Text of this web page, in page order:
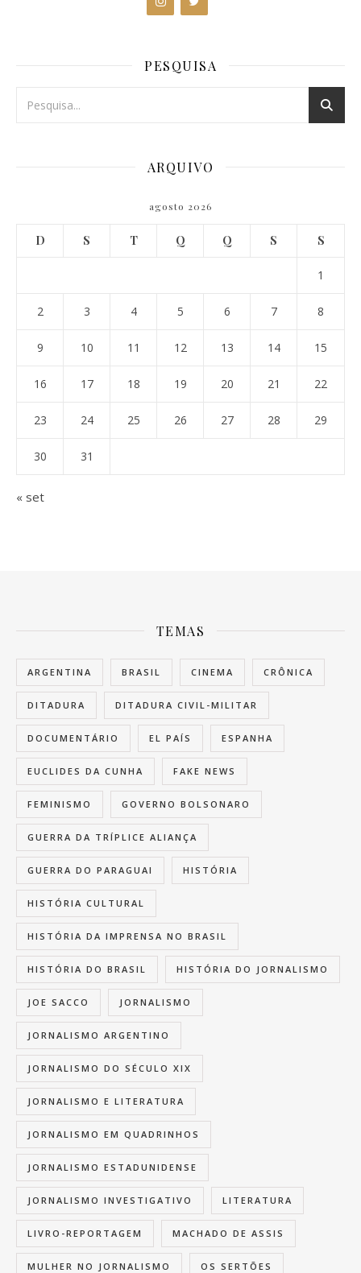
PESQUISA
ARQUIVO
agosto 2026
D S T Q Q S S
1
2 3 4 5 6 7 8
9 10 11 12 13 14 15
16 17 18 19 20 21 22
23 24 25 26 27 28 29
30 31
« set
TEMAS
ARGENTINA BRASIL CINEMA CRÔNICA
DITADURA DITADURA CIVIL-MILITAR
DOCUMENTÁRIO EL PAÍS ESPANHA
EUCLIDES DA CUNHA FAKE NEWS
FEMINISMO GOVERNO BOLSONARO
GUERRA DA TRÍPLICE ALIANÇA
GUERRA DO PARAGUAI HISTÓRIA
HISTÓRIA CULTURAL
HISTÓRIA DA IMPRENSA NO BRASIL
HISTÓRIA DO BRASIL HISTÓRIA DO JORNALISMO
JOE SACCO JORNALISMO
JORNALISMO ARGENTINO
JORNALISMO DO SÉCULO XIX
JORNALISMO E LITERATURA
JORNALISMO EM QUADRINHOS
JORNALISMO ESTADUNIDENSE
JORNALISMO INVESTIGATIVO LITERATURA
LIVRO-REPORTAGEM MACHADO DE ASSIS
MULHER NO JORNALISMO OS SERTÕES